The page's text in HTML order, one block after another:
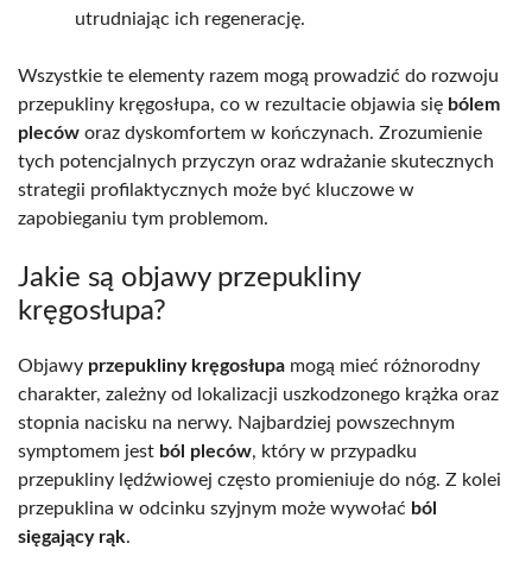
utrudniając ich regenerację.
Wszystkie te elementy razem mogą prowadzić do rozwoju
przepukliny kręgosłupa, co w rezultacie objawia się bólem
pleców oraz dyskomfortem w kończynach. Zrozumienie
tych potencjalnych przyczyn oraz wdrażanie skutecznych
strategii profilaktycznych może być kluczowe w
zapobieganiu tym problemom.
Jakie są objawy przepukliny
kręgosłupa?
Objawy przepukliny kręgosłupa mogą mieć różnorodny
charakter, zależny od lokalizacji uszkodzonego krążka oraz
stopnia nacisku na nerwy. Najbardziej powszechnym
symptomem jest ból pleców, który w przypadku
przepukliny lędźwiowej często promieniuje do nóg. Z kolei
przepuklina w odcinku szyjnym może wywołać ból
sięgający rąk.